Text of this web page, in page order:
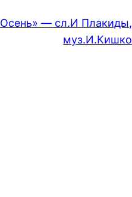
— сл.И Плакиды,
муз.И.Кишко